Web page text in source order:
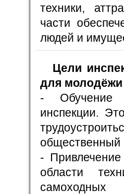
техники,
части
людей и
Цели
для молодёжи
- Обучение
инспекции.
общественный
-
области